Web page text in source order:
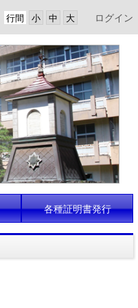
行間 ログイン
各種証明書発行